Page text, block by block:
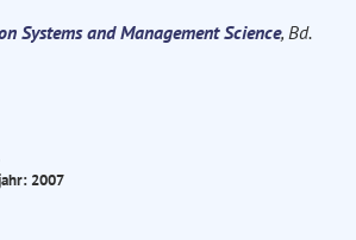
Systems and Management Science, Bd.
2007